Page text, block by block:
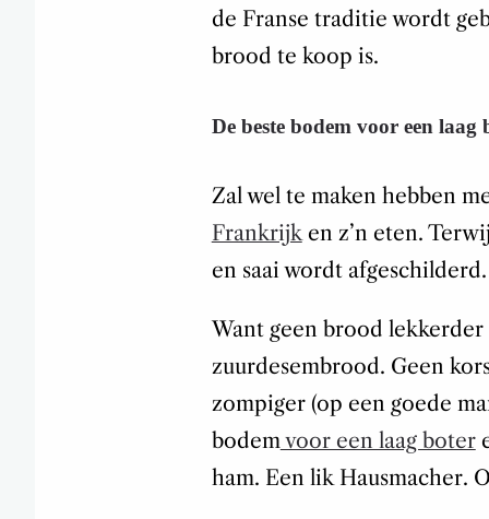
de Franse traditie wordt
brood te koop is.
De beste bodem voor een
Zal wel te maken hebben
Frankrijk en z’n eten.
en saai wordt
Want geen brood
zuurdesembrood. Geen
zompiger (op een goede
bodem voor een laag boter
ham. Een lik Hausmacher.